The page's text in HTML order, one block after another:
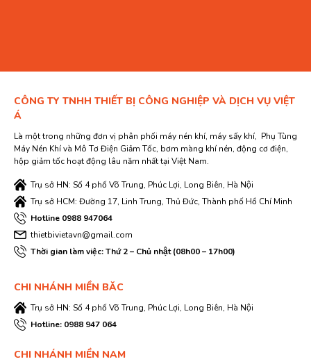
CÔNG TY TNHH THIẾT BỊ CÔNG NGHIỆP VÀ DỊCH VỤ VIỆT
Á
Là một trong những đơn vị phân phối máy nén khí, máy sấy khí, Phụ Tùng
Máy Nén Khí và Mô Tơ Điện Giảm Tốc, bơm màng khí nén, động cơ điện,
hộp giảm tốc hoạt động lâu năm nhất tại Việt Nam.
Trụ sở HN: Số 4 phố Võ Trung, Phúc Lợi, Long Biên, Hà Nội
Trụ sở HCM: Đường 17, Linh Trung, Thủ Đức, Thành phố Hồ Chí Minh
Hotline 0988 947064
thietbivietavn@gmail.com
Thời gian làm việc: Thứ 2 – Chủ nhật (08h00 – 17h00)
CHI NHÁNH MIỀN BĂC
Trụ sở HN: Số 4 phố Võ Trung, Phúc Lợi, Long Biên, Hà Nội
Hotline: 0988 947 064
CHI NHÁNH MIỀN NAM